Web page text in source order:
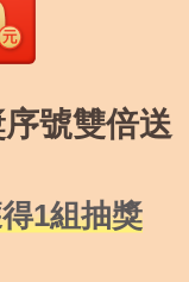
號雙倍送
1組抽獎